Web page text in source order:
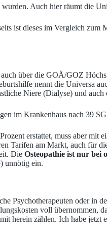
Auch hier räumt die
ist dieses im Vergleich
auch über die GOÄ/GOZ
nennt die Universa
Niere (Dialyse) und
im Krankenhaus nach 39
erstattet, muss aber
Tarifen am Markt, auch für
Die Osteopathie ist nur bei
unnötig ein.
Psychotherapeuten oder in
voll übernommen,
herein zählen. Ich habe